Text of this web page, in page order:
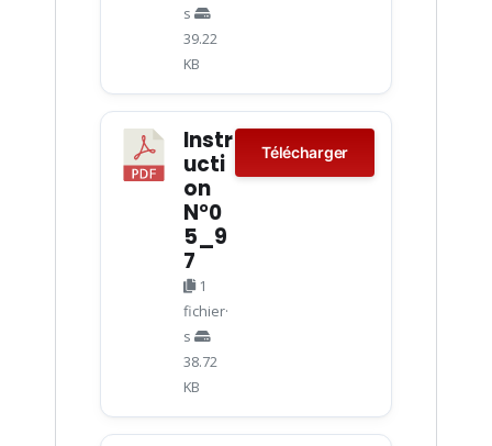
s
39.22
KB
Instr
ucti
on
N°0
5_9
7
1
fichier·
s
38.72
KB
Télécharger